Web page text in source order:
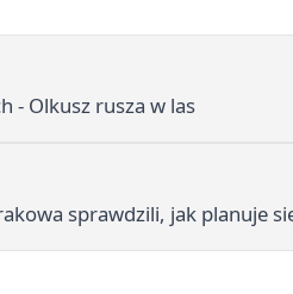
- Olkusz rusza w las
sprawdzili, jak planuje